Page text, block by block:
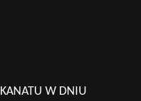
W DNIU